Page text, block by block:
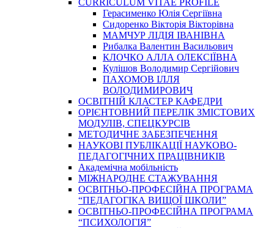
CURRICULUM VITAE PROFILE
Герасименко Юлія Сергіївна
Сидоренко Вікторія Вікторівна
МАМЧУР ЛІДІЯ ІВАНІВНА
Рибалка Валентин Васильович
КЛОЧКО АЛЛА ОЛЕКСІЇВНА
Кулішов Володимир Сергійович
ПАХОМОВ ІЛЛЯ
ВОЛОДИМИРОВИЧ
ОСВІТНІЙ КЛАСТЕР КАФЕДРИ
ОРІЄНТОВНИЙ ПЕРЕЛІК ЗМІСТОВИХ
МОДУЛІВ, СПЕЦКУРСІВ
МЕТОДИЧНЕ ЗАБЕЗПЕЧЕННЯ
НАУКОВІ ПУБЛІКАЦІЇ НАУКОВО-
ПЕДАГОГІЧНИХ ПРАЦІВНИКІВ
Академічна мобільність
МІЖНАРОДНЕ СТАЖУВАННЯ
ОСВІТНЬО-ПРОФЕСІЙНА ПРОГРАМА
“ПЕДАГОГІКА ВИЩОЇ ШКОЛИ”
ОСВІТНЬО-ПРОФЕСІЙНА ПРОГРАМА
“ПСИХОЛОГІЯ”